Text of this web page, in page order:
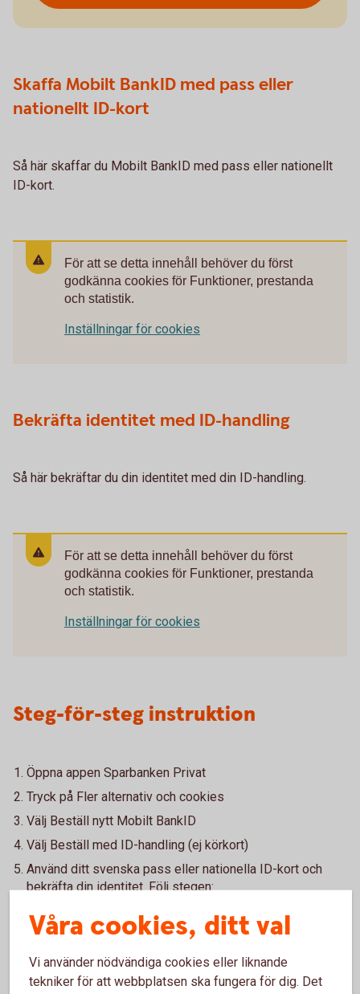
Skaffa Mobilt BankID med pass eller
nationellt ID-kort
Så här skaffar du Mobilt BankID med pass eller nationellt
ID-kort.
För att se detta innehåll behöver du först
godkänna cookies för Funktioner, prestanda
och statistik.
Inställningar för cookies
Bekräfta identitet med ID-handling
Så här bekräftar du din identitet med din ID-handling.
För att se detta innehåll behöver du först
godkänna cookies för Funktioner, prestanda
och statistik.
Inställningar för cookies
Steg-för-steg instruktion
Öppna appen Sparbanken Privat
Tryck på Fler alternativ och cookies
Välj Beställ nytt Mobilt BankID
Välj Beställ med ID-handling (ej körkort)
Använd ditt svenska pass eller nationella ID-kort och
bekräfta din identitet. Följ stegen:
Fotografera och blippa ditt pass eller nationella ID-kort
(ej körkort) i BankID-appen
När du verifierat dig - godkänn villkor och hämta Mobilt
BankID.
Våra cookies, ditt val
Vi använder nödvändiga cookies eller liknande
tekniker för att webbplatsen ska fungera för dig. Det